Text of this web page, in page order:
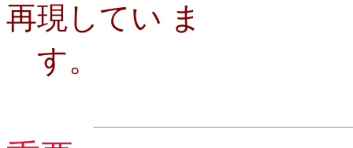
再現してい ま
す。